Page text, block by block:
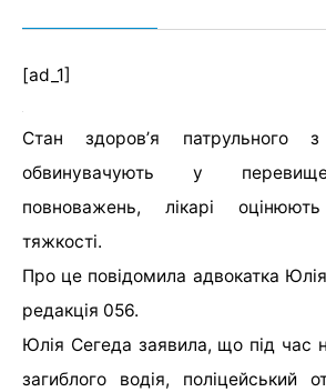
[ad_1]
Стан здоровʼя патрульного
обвинувачують у
повноважень, лікарі
тяжкості.
Про це повідомила адвокатка
редакція 056.
Юлія Сегеда заявила, що під час
загиблого водія, поліцейський